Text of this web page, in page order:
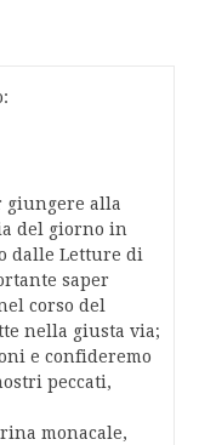
giungere alla
del giorno in
dalle Letture di
saper
corso del
nella giusta via;
e confideremo
peccati,
monacale,